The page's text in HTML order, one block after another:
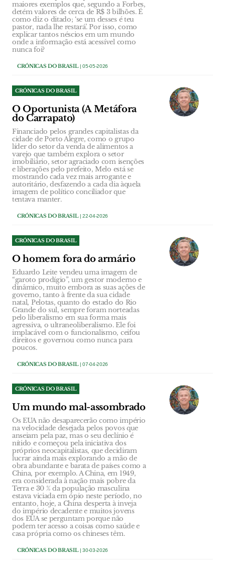
maiores exemplos que, segundo a Forbes,
detém valores de cerca de R$ 3 bilhões. É
como diz o ditado; ‘se um desses é teu
pastor, nada lhe restará’. Por isso, como
explicar tantos néscios em um mundo
onde a informação está acessível como
nunca foi?
CRÓNICAS DO BRASIL| 05-05-2026
CRÓNICAS DO BRASIL
O Oportunista (A Metáfora
do Carrapato)
Financiado pelos grandes capitalistas da
cidade de Porto Alegre, como o grupo
líder do setor da venda de alimentos a
varejo que também explora o setor
imobiliário, setor agraciado com isenções
e liberações pelo prefeito, Melo está se
mostrando cada vez mais arrogante e
autoritário, desfazendo a cada dia àquela
imagem de político conciliador que
tentava manter.
CRÓNICAS DO BRASIL| 22-04-2026
CRÓNICAS DO BRASIL
O homem fora do armário
Eduardo Leite vendeu uma imagem de
“garoto prodígio”, um gestor moderno e
dinâmico, muito embora as suas ações de
governo, tanto à frente da sua cidade
natal, Pelotas, quanto do estado do Rio
Grande do sul, sempre foram norteadas
pelo liberalismo em sua forma mais
agressiva, o ultraneoliberalismo. Ele foi
implacável com o funcionalismo, ceifou
direitos e governou como nunca para
poucos.
CRÓNICAS DO BRASIL| 07-04-2026
CRÓNICAS DO BRASIL
Um mundo mal-assombrado
Os EUA não desaparecerão como império
na velocidade desejada pelos povos que
anseiam pela paz, mas o seu declínio é
nítido e começou pela iniciativa dos
próprios neocapitalistas, que decidiram
lucrar ainda mais explorando a mão de
obra abundante e barata de países como a
China, por exemplo. A China, em 1949,
era considerada à nação mais pobre da
Terra e 30 % da população masculina
estava viciada em ópio neste período, no
entanto, hoje, a China desperta à inveja
do império decadente e muitos jovens
dos EUA se perguntam porque não
podem ter acesso a coisas como saúde e
casa própria como os chineses têm.
CRÓNICAS DO BRASIL| 30-03-2026